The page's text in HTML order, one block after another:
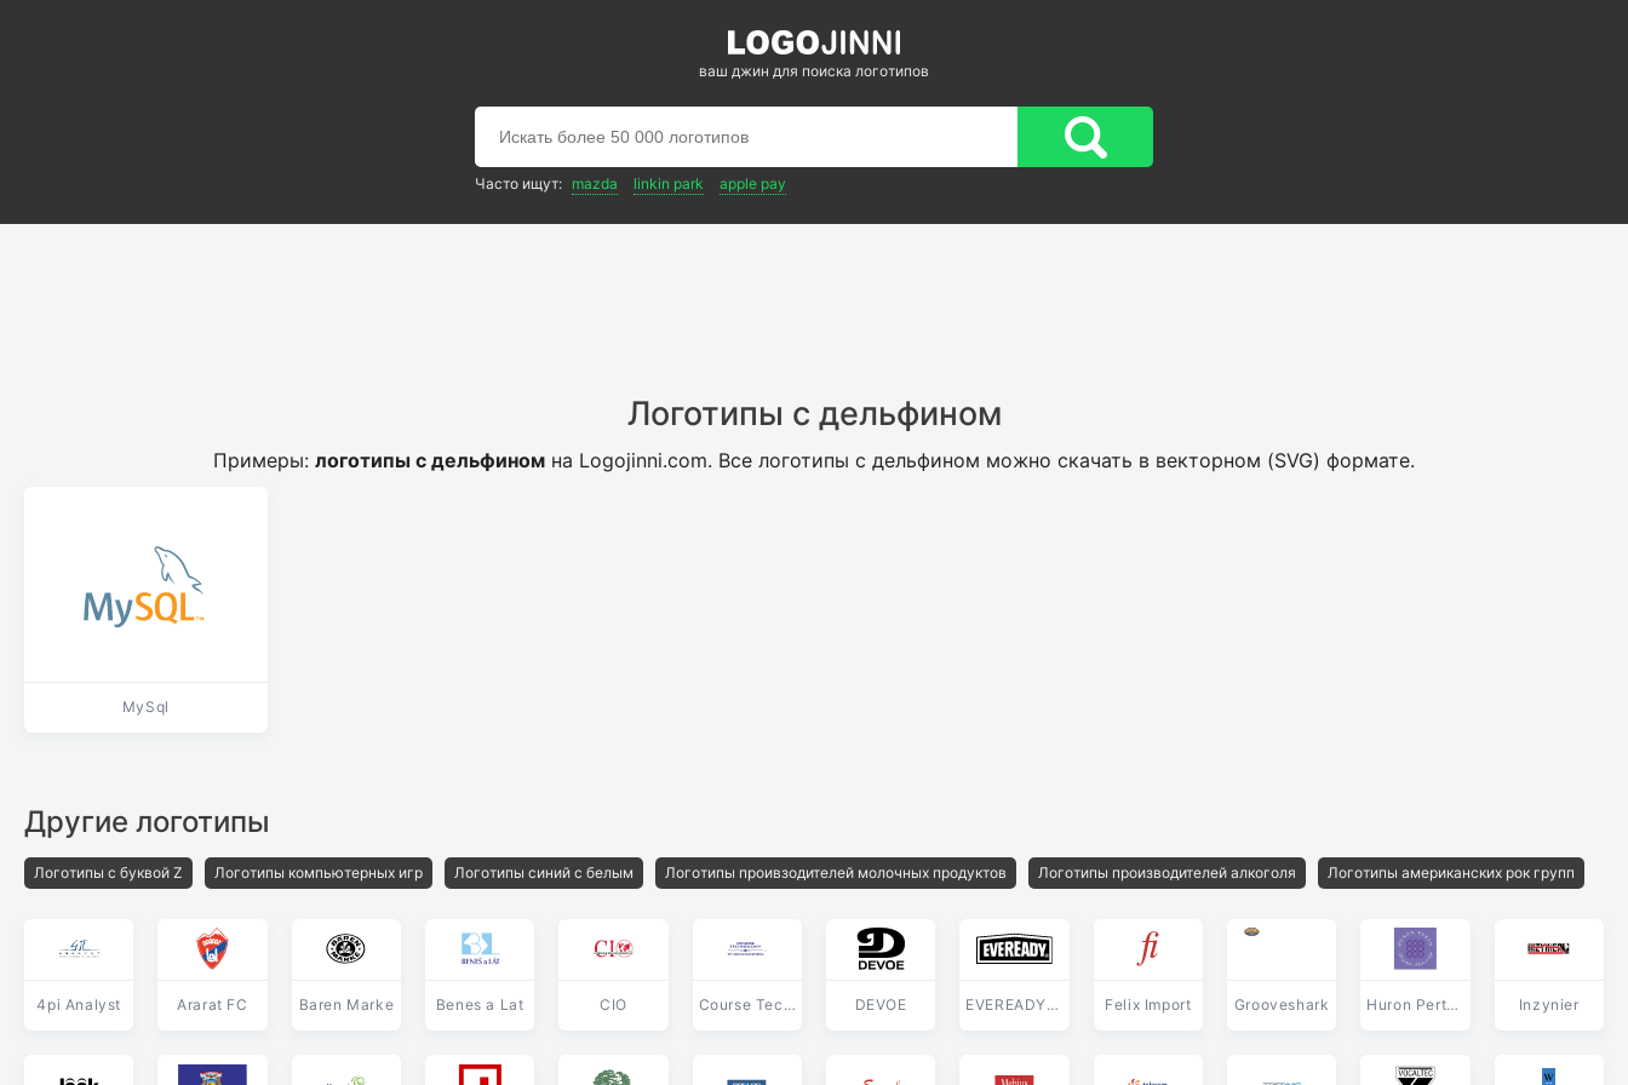
ваш джин для поиска логотипов
Часто ищут: mazda linkin park apple pay
Логотипы с дельфином
Примеры: логотипы с дельфином на Logojinni.com. Все логотипы с дельфином можно скачать в векторном (SVG) формате.
MySql
Другие логотипы
Логотипы с буквой Z Логотипы компьютерных игр Логотипы синий с белым Логотипы проивзодителей молочных продуктов Логотипы производителей алкоголя Логотипы американских рок групп
4pi Analyst Ararat FC Baren Marke Benes a Lat CIO Course Technology DEVOE EVEREADY BATTERIES Felix Import Grooveshark Huron Perth Hospital Partnership Inzynier